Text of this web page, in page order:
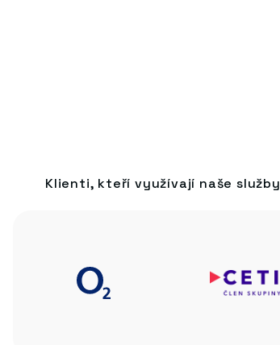
Klienti, kteří využívají naše služby